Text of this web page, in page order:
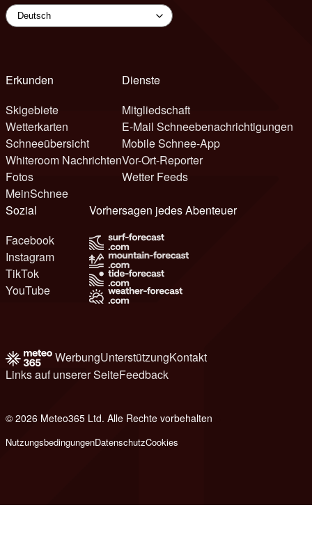
Erkunden
Skigebiete
Wetterkarten
Schneeübersicht
Whiteroom Nachrichten
Fotos
MeinSchnee
Dienste
Mitgliedschaft
E-Mail Schneebenachrichtigungen
Mobile Schnee-App
Vor-Ort-Reporter
Wetter Feeds
Sozial
Facebook
Instagram
TikTok
YouTube
Vorhersagen jedes Abenteuer
WerbungUnterstützungKontakt
Links auf unserer SeiteFeedback
© 2026 Meteo365 Ltd. Alle Rechte vorbehalten
NutzungsbedingungenDatenschutzCookies